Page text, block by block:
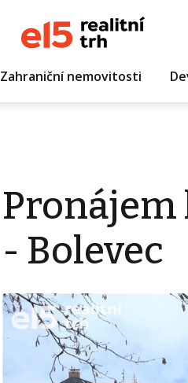
Zahraniční nemovitosti
Pronájem
- Bolevec